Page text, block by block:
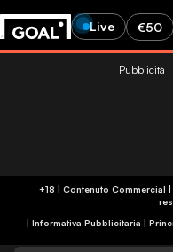
Live €50
Pubblicità
+18 | Contenuto Commercial
| Informativa Pubblicitaria |